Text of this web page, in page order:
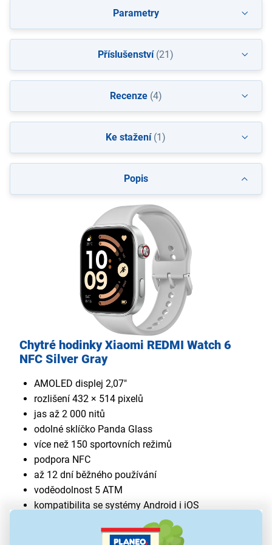
Popis
Chytré hodinky Xiaomi REDMI Watch 6
NFC Silver Gray
AMOLED displej 2,07"
rozlišení 432 × 514 pixelů
jas až 2 000 nitů
odolné sklíčko Panda Glass
více než 150 sportovních režimů
podpora NFC
až 12 dní běžného používání
voděodolnost 5 ATM
kompatibilita se systémy Android i iOS
Parametry
Příslušenství(21)
Recenze(4)
Ke stažení(1)